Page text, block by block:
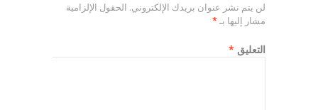
لن يتم نشر عنوان بريدك الإلكتروني. الحقول الإلزامية
مشار إليها بـ*
التعليق *